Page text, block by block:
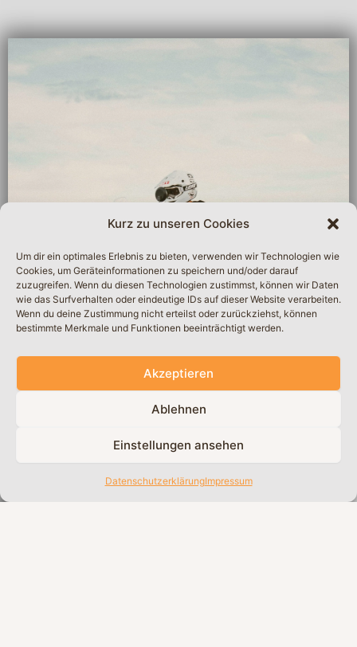
Kurz zu unseren Cookies
Um dir ein optimales Erlebnis zu bieten, verwenden wir Technologien wie
Cookies, um Geräteinformationen zu speichern und/oder darauf
zuzugreifen. Wenn du diesen Technologien zustimmst, können wir Daten
wie das Surfverhalten oder eindeutige IDs auf dieser Website verarbeiten.
Wenn du deine Zustimmung nicht erteilst oder zurückziehst, können
bestimmte Merkmale und Funktionen beeinträchtigt werden.
Akzeptieren
Ablehnen
Einstellungen ansehen
DatenschutzerklärungImpressum